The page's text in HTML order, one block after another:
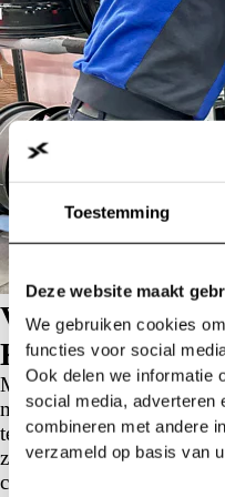
Toestemming
Deze website maakt
We gebruiken cookies
functies voor social
Ook delen we informatie
social media, adverteren
combineren met andere
verzameld op basis van
Velgen richten
Kouwen
Met behulp van de
meetapparatuur
technisch verantwoord is.
zorgvuldig terug naar
controleren we het